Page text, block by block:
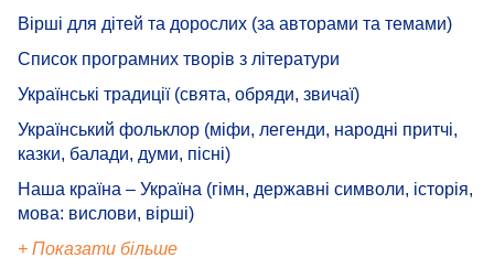
Вірші для дітей та дорослих (за авторами та темами)
Список програмних творів з літератури
Українські традиції (свята, обряди, звичаї)
Український фольклор (міфи, легенди, народні притчі,
казки, балади, думи, пісні)
Наша країна – Україна (гімн, державні символи, історія,
мова: вислови, вірші)
+ Показати більше